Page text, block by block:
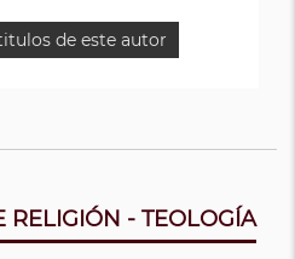
de este autor
RELIGIÓN - TEOLOGÍA